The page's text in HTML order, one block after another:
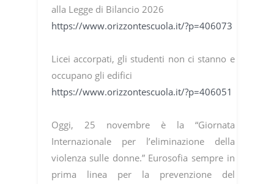
alla Legge di Bilancio 2026
https://www.orizzontescuola.it/?p=406073
Licei accorpati, gli studenti non ci stanno e
occupano gli edifici
https://www.orizzontescuola.it/?p=406051
Oggi, 25 novembre è la “Giornata
Internazionale per l’eliminazione della
violenza sulle donne.” Eurosofia sempre in
prima linea per la prevenzione del